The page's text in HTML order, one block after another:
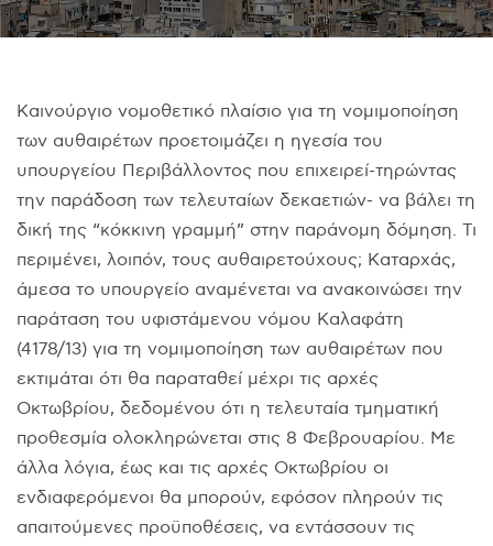
Καινούργιο νομοθετικό πλαίσιο για τη νομιμοποίηση
των αυθαιρέτων προετοιμάζει η ηγεσία του
υπουργείου Περιβάλλοντος που επιχειρεί-τηρώντας
την παράδοση των τελευταίων δεκαετιών- να βάλει τη
δική της “κόκκινη γραμμή” στην παράνομη δόμηση. Τι
περιμένει, λοιπόν, τους αυθαιρετούχους; Καταρχάς,
άμεσα το υπουργείο αναμένεται να ανακοινώσει την
παράταση του υφιστάμενου νόμου Καλαφάτη
(4178/13) για τη νομιμοποίηση των αυθαιρέτων που
εκτιμάται ότι θα παραταθεί μέχρι τις αρχές
Οκτωβρίου, δεδομένου ότι η τελευταία τμηματική
προθεσμία ολοκληρώνεται στις 8 Φεβρουαρίου. Με
άλλα λόγια, έως και τις αρχές Οκτωβρίου οι
ενδιαφερόμενοι θα μπορούν, εφόσον πληρούν τις
απαιτούμενες προϋποθέσεις, να εντάσσουν τις